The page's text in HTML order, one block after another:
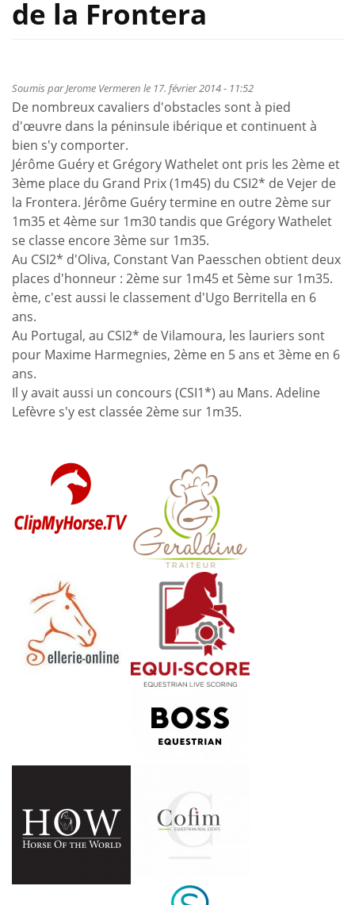
de la Frontera
Soumis parJerome Vermeren le 17. février 2014 - 11:52
De nombreux cavaliers d'obstacles sont à pied
d'œuvre dans la péninsule ibérique et continuent à
bien s'y comporter.
Jérôme Guéry et Grégory Wathelet ont pris les 2ème et
3ème place du Grand Prix (1m45) du CSI2* de Vejer de
la Frontera. Jérôme Guéry termine en outre 2ème sur
1m35 et 4ème sur 1m30 tandis que Grégory Wathelet
se classe encore 3ème sur 1m35.
Au CSI2* d'Oliva, Constant Van Paesschen obtient deux
places d'honneur : 2ème sur 1m45 et 5ème sur 1m35.
ème, c'est aussi le classement d'Ugo Berritella en 6
ans.
Au Portugal, au CSI2* de Vilamoura, les lauriers sont
pour Maxime Harmegnies, 2ème en 5 ans et 3ème en 6
ans.
Il y avait aussi un concours (CSI1*) au Mans. Adeline
Lefèvre s'y est classée 2ème sur 1m35.